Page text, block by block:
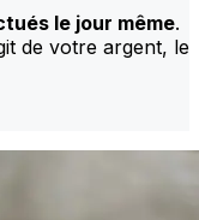
le jour même.
de votre argent, le